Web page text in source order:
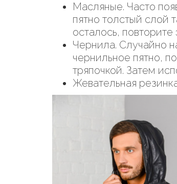
Масляные. Часто
пятно толстый слой
осталось,
Чернила. Случайно
чернильное пятно,
тряпочкой. Затем
Жевательная